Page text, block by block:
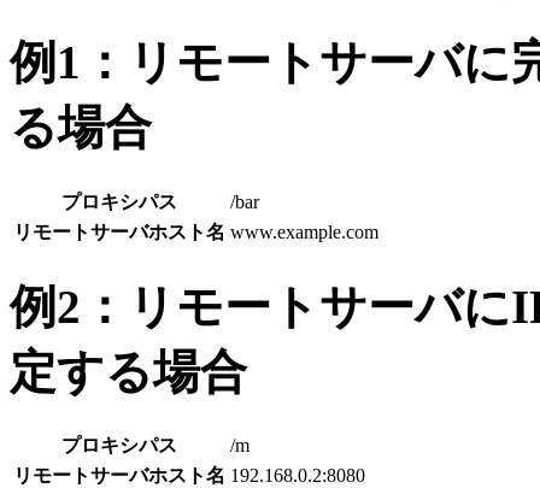
例1：リモートサーバに
る場合
プロキシパス
/bar
リモートサーバホスト名 www.example.com
例2：リモートサーバに
定する場合
プロキシパス
/m
リモートサーバホスト名 192.168.0.2:8080